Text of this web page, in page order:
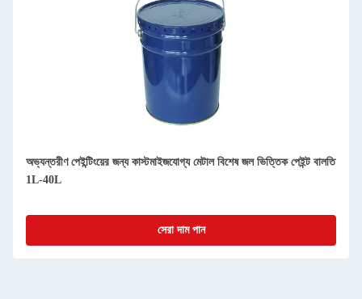
অভ্যন্তরীণ পেইন্টিংয়ের জন্য কাস্টমাইজযোগ্য মেটাল বিশেষ জল ভিত্তিক পেইন্ট বালতি
1L-40L
সেরা দাম পান